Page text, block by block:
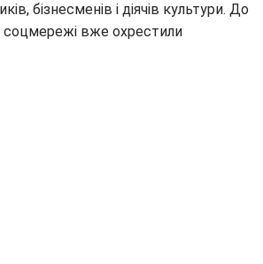
бізнесменів і діячів культури. До
соцмережі вже охрестили